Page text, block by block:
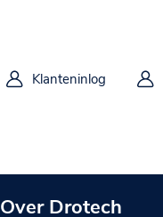
Klanteninlog
Over Drotech